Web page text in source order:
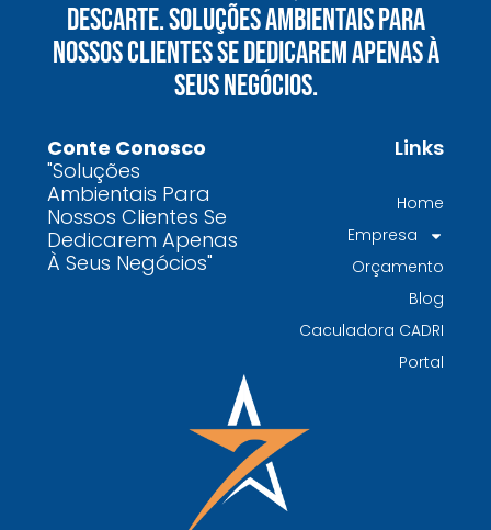
O que uma empresa de gestão de resíduos
químicos precisa fazer para garantir segurança
e conformidade legal no Brasil
contaminados protege o meio ambiente e
garante conformidade legal no Brasil
Por que contratar uma empresa de gestão de
resíduos classe I é fundamental para sua
indústria
gerenciamento de resíduos especializada é
TODAS AS
POSTAGENS
Descarte. Soluções Ambientais Para
Nossos Clientes Se Dedicarem Apenas À
Seus Negócios.
Conte Conosco
"Soluções
Ambientais Para
Nossos Clientes Se
Dedicarem Apenas
À Seus Negócios"
Links
Home
Empresa
Orçamento
Blog
Caculadora CADRI
Portal